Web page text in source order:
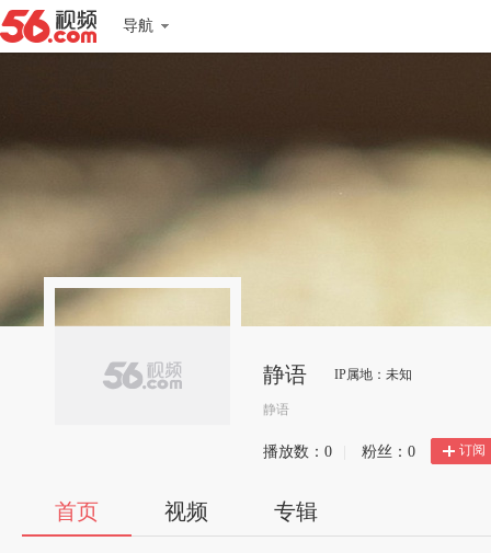
导航
静语 IP属地：未知
静语
播放数： 0 粉丝： 0 订阅
首页 视频 专辑